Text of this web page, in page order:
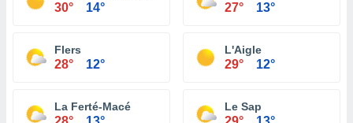
30° 14° 27° 13°
Flers
28° 12°
L'Aigle
29° 12°
La Ferté-Macé Le Sap